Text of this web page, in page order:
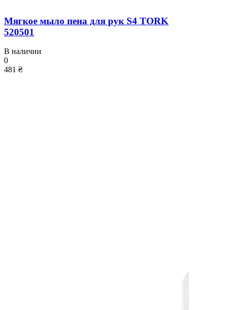
Мягкое мыло пена для рук S4 TORK
520501
В наличии
0
481 ₴